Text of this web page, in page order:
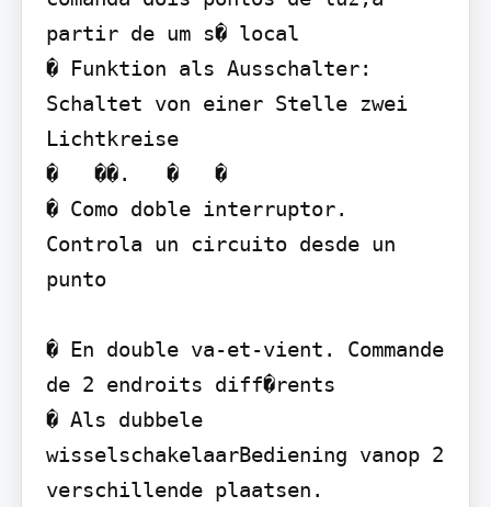
partir de um s� local
� Funktion als Ausschalter:
Schaltet von einer Stelle zwei
Lichtkreise
�   ��.   �   �
� Como doble interruptor.
Controla un circuito desde un
punto
� En double va-et-vient. Commande
de 2 endroits diff�rents
� Als dubbele
wisselschakelaarBediening vanop 2
verschillende plaatsen.